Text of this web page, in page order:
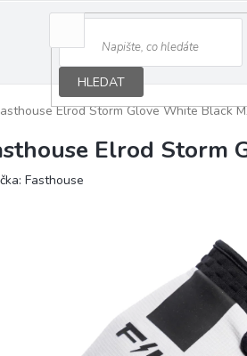
HLEDAT
Elrod Storm Glove White Black
Elrod Storm
Fasthouse